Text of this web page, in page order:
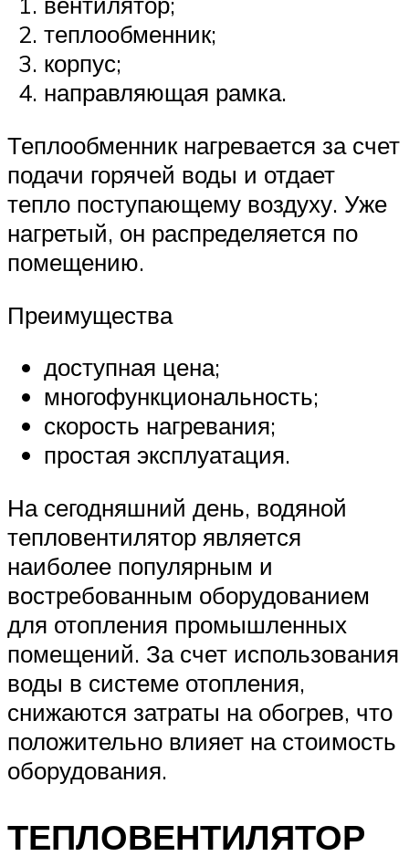
теплообменник;
корпус;
направляющая рамка.
Теплообменник нагревается за счет
подачи горячей воды и отдает
тепло поступающему воздуху. Уже
нагретый, он распределяется по
помещению.
Преимущества
доступная цена;
многофункциональность;
скорость нагревания;
простая эксплуатация.
На сегодняшний день, водяной
тепловентилятор является
наиболее популярным и
востребованным оборудованием
для отопления промышленных
помещений. За счет использования
воды в системе отопления,
снижаются затраты на обогрев, что
положительно влияет на стоимость
оборудования.
ТЕПЛОВЕНТИЛЯТОР